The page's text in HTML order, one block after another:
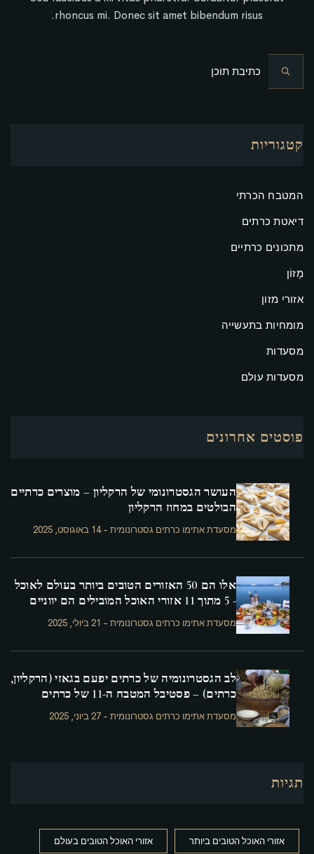
rhoncus mi. Donec sit amet bibendum risus.
קטגוריות
המטבח הכרתי
דיאטת כרתים
מתכונים כרתיים
מָזוֹן
אזורי מזון
מומחיות בתעשייה
מסעדות
מסעדות עולם
פוסטים אחרונים
העושר הגסטרונומי של הרקליון – מוצרים כרתיים
הבולטים במחוז הרקליון
מסעדת אתימו כרתים גסטרונומית -14 באוגוסט, 2025
אלו הם 50 האזורים הטובים ביותר בעולם לאוכל
- 5 מתוך 11 אזורי האוכל המובילים הם יווניים
מסעדת אתימו כרתים גסטרונומית - 21 ביולי, 2025
לב הגסטרונומיה של כרתים יפעם בגאזי (הרקליון,
כרתים) – פסטיבל המטבח ה-11 של כרתים
מסעדת אתימו כרתים גסטרונומית - 27 ביוני, 2025
תגיות
אזורי האוכל הטובים ביותר אזורי האוכל הטובים בעולם